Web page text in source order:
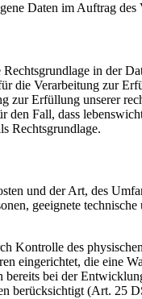
Daten im Auftrag
in der
Verarbeitung zur
zur Erfüllung unserer
Fall, dass
Rechtsgrundlage.
und der Art, des
geeignete
des
eingerichtet, die eine
bei der
berücksichtigt (Art. 25